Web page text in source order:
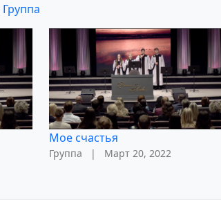
Группа
Мое счастья
Группа | Март 20, 2022